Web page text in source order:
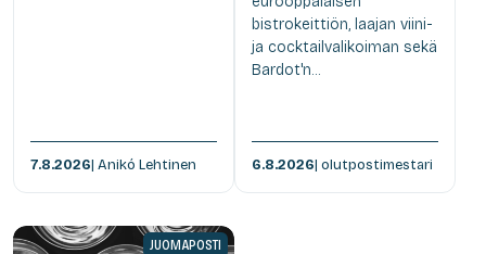
7.8.2026| Anikó Lehtinen
bistrokeittiön, laajan viini-
ja cocktailvalikoiman sekä
Bardot'n...
6.8.2026| olutpostimestari
JUOMAPOSTI